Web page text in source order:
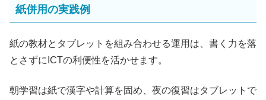
紙併用の実践例
紙の教材とタブレットを組み合わせる運用は、書く力を落
とさずにICTの利便性を活かせます。
朝学習は紙で漢字や計算を固め、夜の復習はタブレットで